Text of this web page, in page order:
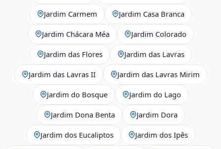
Jardim Carmem Jardim Casa Branca
Jardim Chácara Méa Jardim Colorado
Jardim das Flores Jardim das Lavras
Jardim das Lavras II Jardim das Lavras Mirim
Jardim do Bosque Jardim do Lago
Jardim Dona Benta Jardim Dora
Jardim dos Eucaliptos Jardim dos Ipês